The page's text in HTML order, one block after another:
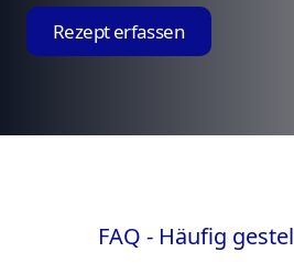
Rezept erfassen
FAQ - Häufig